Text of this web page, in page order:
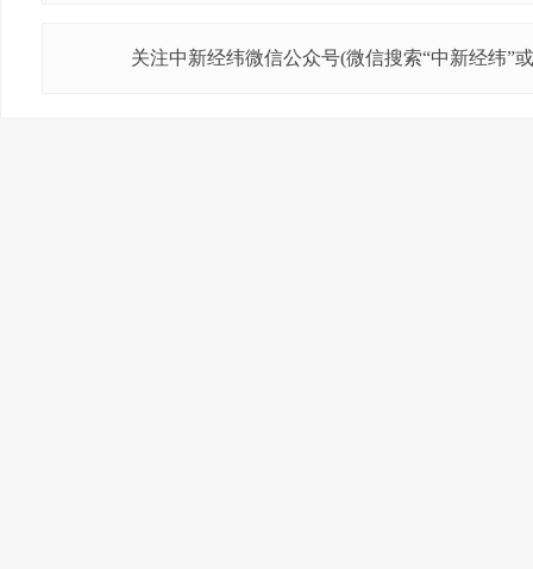
关注中新经纬微信公众号(微信搜索“中新经纬”